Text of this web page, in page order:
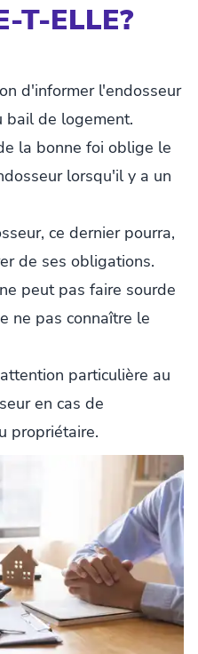
T-ELLE?
d'informer l'endosseur
bail de logement.
la bonne foi oblige le
lorsqu'il y a un
ce dernier pourra,
de ses obligations.
peut pas faire sourde
ne pas connaître le
particulière au
en cas de
propriétaire.